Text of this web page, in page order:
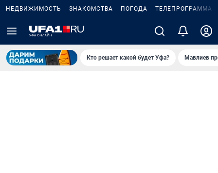
НЕДВИЖИМОСТЬ ЗНАКОМСТВА ПОГОДА ТЕЛЕПРОГРАММА
Кто решает какой будет Уфа? Мавлиев